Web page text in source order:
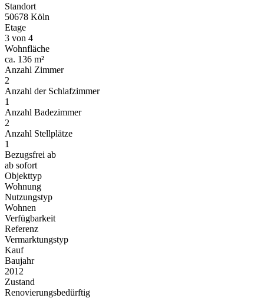
Standort
50678 Köln
Etage
3 von 4
Wohnfläche
ca. 136 m²
Anzahl Zimmer
2
Anzahl der Schlafzimmer
1
Anzahl Badezimmer
2
Anzahl Stellplätze
1
Bezugsfrei ab
ab sofort
Objekttyp
Wohnung
Nutzungstyp
Wohnen
Verfügbarkeit
Referenz
Vermarktungstyp
Kauf
Baujahr
2012
Zustand
Renovierungsbedürftig